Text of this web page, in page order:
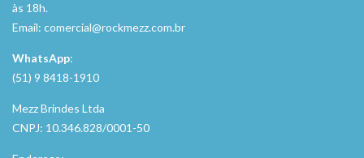
às 18h.
Email: comercial@rockmezz.com.br
WhatsApp:
(51) 9 8418-1910
Mezz Brindes Ltda
CNPJ: 10.346.828/0001-50